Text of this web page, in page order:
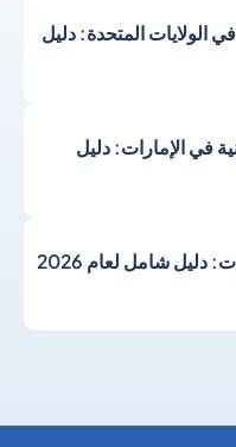
إعداد التحقق عبر واتساب OTP في الولايات المتحدة: دليل
في الإمارات: دليل
التسويق عبر واتساب في الإمارات: دليل شامل لعام 2026